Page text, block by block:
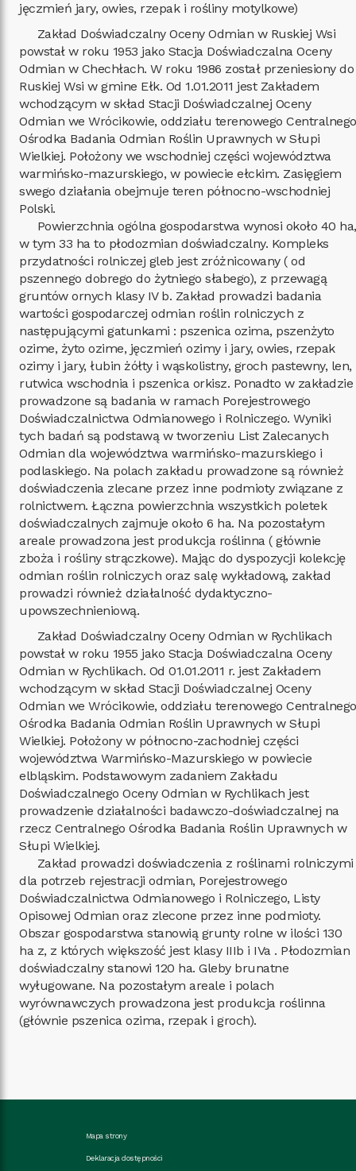
jęczmień jary, owies, rzepak i rośliny motylkowe)
Zakład Doświadczalny Oceny Odmian w Ruskiej Wsi
powstał w roku 1953 jako Stacja Doświadczalna Oceny
Odmian w Chechłach. W roku 1986 został przeniesiony do
Ruskiej Wsi w gmine Ełk. Od 1.01.2011 jest Zakładem
wchodzącym w skład Stacji Doświadczalnej Oceny
Odmian we Wrócikowie, oddziału terenowego Centralnego
Ośrodka Badania Odmian Roślin Uprawnych w Słupi
Wielkiej. Położony we wschodniej części województwa
warmińsko-mazurskiego, w powiecie ełckim. Zasięgiem
swego działania obejmuje teren północno-wschodniej
Polski.
Powierzchnia ogólna gospodarstwa wynosi około 40 ha,
w tym 33 ha to płodozmian doświadczalny. Kompleks
przydatności rolniczej gleb jest zróżnicowany ( od
pszennego dobrego do żytniego słabego), z przewagą
gruntów ornych klasy IV b. Zakład prowadzi badania
wartości gospodarczej odmian roślin rolniczych z
następującymi gatunkami : pszenica ozima, pszenżyto
ozime, żyto ozime, jęczmień ozimy i jary, owies, rzepak
ozimy i jary, łubin żółty i wąskolistny, groch pastewny, len,
rutwica wschodnia i pszenica orkisz. Ponadto w zakładzie
prowadzone są badania w ramach Porejestrowego
Doświadczalnictwa Odmianowego i Rolniczego. Wyniki
tych badań są podstawą w tworzeniu List Zalecanych
Odmian dla województwa warmińsko-mazurskiego i
podlaskiego. Na polach zakładu prowadzone są również
doświadczenia zlecane przez inne podmioty związane z
rolnictwem. Łączna powierzchnia wszystkich poletek
doświadczalnych zajmuje około 6 ha. Na pozostałym
areale prowadzona jest produkcja roślinna ( głównie
zboża i rośliny strączkowe). Mając do dyspozycji kolekcję
odmian roślin rolniczych oraz salę wykładową, zakład
prowadzi również działalność dydaktyczno-
upowszechnieniową.
Zakład Doświadczalny Oceny Odmian w Rychlikach
powstał w roku 1955 jako Stacja Doświadczalna Oceny
Odmian w Rychlikach. Od 01.01.2011 r. jest Zakładem
wchodzącym w skład Stacji Doświadczalnej Oceny
Odmian we Wrócikowie, oddziału terenowego Centralnego
Ośrodka Badania Odmian Roślin Uprawnych w Słupi
Wielkiej. Położony w północno-zachodniej części
województwa Warmińsko-Mazurskiego w powiecie
elbląskim. Podstawowym zadaniem Zakładu
Doświadczalnego Oceny Odmian w Rychlikach jest
prowadzenie działalności badawczo-doświadczalnej na
rzecz Centralnego Ośrodka Badania Roślin Uprawnych w
Słupi Wielkiej.
Zakład prowadzi doświadczenia z roślinami rolniczymi
dla potrzeb rejestracji odmian, Porejestrowego
Doświadczalnictwa Odmianowego i Rolniczego, Listy
Opisowej Odmian oraz zlecone przez inne podmioty.
Obszar gospodarstwa stanowią grunty rolne w ilości 130
ha z, z których większość jest klasy IIIb i IVa . Płodozmian
doświadczalny stanowi 120 ha. Gleby brunatne
wyługowane. Na pozostałym areale i polach
wyrównawczych prowadzona jest produkcja roślinna
(głównie pszenica ozima, rzepak i groch).
Mapa strony
Deklaracja dostępności